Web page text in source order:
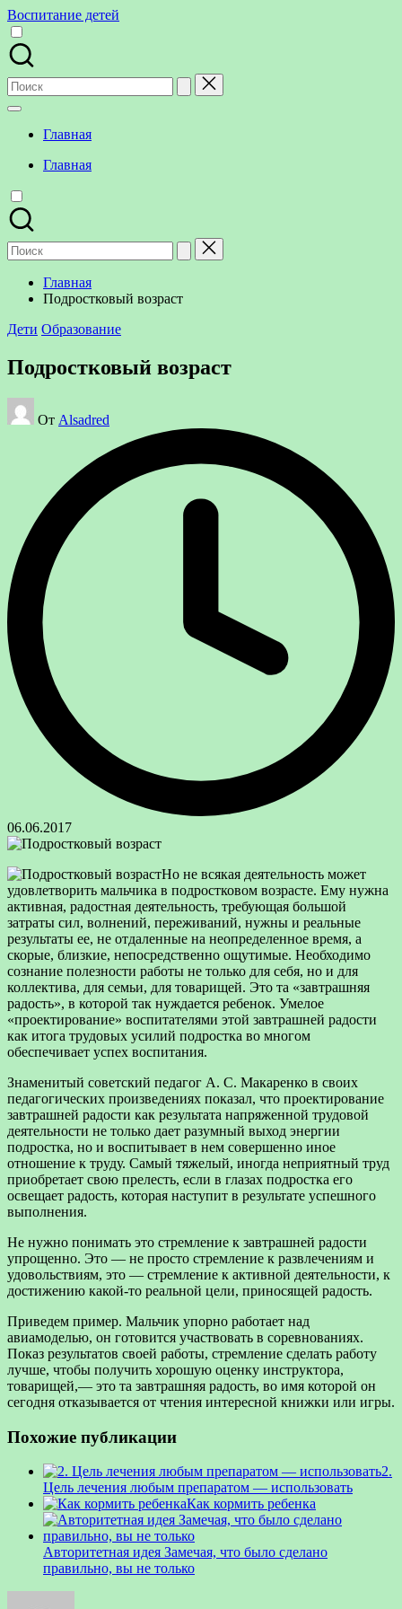
Перейти
к
содержимому
Воспитание детей
Поиск
для:
Главная
Главная
Поиск
для:
Главная
Подростковый возраст
Опубликовано
Дети Образование
Подростковый возраст
Запись
от
От Alsadred
06.06.2017
Но не всякая деятельность может
удовлетворить мальчика в подростковом возрасте. Ему нужна
активная, радостная деятельность, требующая большой
затраты сил, волнений, переживаний, нужны и реальные
результаты ее, не отдаленные на неопределенное время, а
скорые, близкие, непосредственно ощутимые. Необходимо
сознание полезности работы не только для себя, но и для
коллектива, для семьи, для товарищей. Это та «завтрашняя
радость», в которой так нуждается ребенок. Умелое
«проектирование» воспитателями этой завтрашней радости
как итога трудовых усилий подростка во многом
обеспечивает успех воспитания.
Знаменитый советский педагог А. С. Макаренко в своих
педагогических произведениях показал, что проектирование
завтрашней радости как результата напряженной трудовой
деятельности не только дает разумный выход энергии
подростка, но и воспитывает в нем совершенно иное
отношение к труду. Самый тяжелый, иногда неприятный труд
приобретает свою прелесть, если в глазах подростка его
освещает радость, которая наступит в результате успешного
выполнения.
Не нужно понимать это стремление к завтрашней радости
упрощенно. Это — не просто стремление к развлечениям и
удовольствиям, это — стремление к активной деятельности, к
достижению какой-то реальной цели, приносящей радость.
Приведем пример. Мальчик упорно работает над
авиамоделью, он готовится участвовать в соревнованиях.
Показ результатов своей работы, стремление сделать работу
лучше, чтобы получить хорошую оценку инструктора,
товарищей,— это та завтрашняя радость, во имя которой он
сегодня отказывается от чтения интересной книжки или игры.
Похожие публикации
2.
Цель лечения любым препаратом — использовать
Как кормить ребенка
Авторитетная идея Замечая, что было сделано
правильно, вы не только